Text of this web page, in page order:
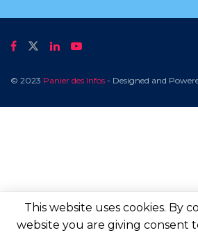
© 2023 Panier des Infos - Designed and
This website uses cookies. By
website you are giving consent